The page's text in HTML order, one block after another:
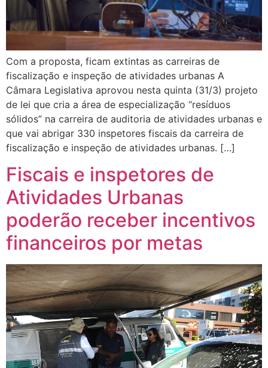
Com a proposta, ficam extintas as carreiras de
fiscalização e inspeção de atividades urbanas A
Câmara Legislativa aprovou nesta quinta (31/3) projeto
de lei que cria a área de especialização “resíduos
sólidos” na carreira de auditoria de atividades urbanas e
que vai abrigar 330 inspetores fiscais da carreira de
fiscalização e inspeção de atividades urbanas. […]
Fiscais e inspetores de
Atividades Urbanas
poderão receber incentivos
financeiros por metas